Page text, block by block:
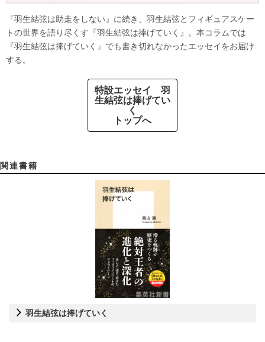
『羽生結弦は助走をしない』に続き、羽生結弦とフィギュアスケー
トの世界を語り尽くす『羽生結弦は捧げていく』。本コラムでは
『羽生結弦は捧げていく』でも書き切れなかったエッセイをお届け
する。
特設エッセイ 羽
生結弦は捧げてい
く
トップへ
関連書籍
羽生結弦は捧げていく